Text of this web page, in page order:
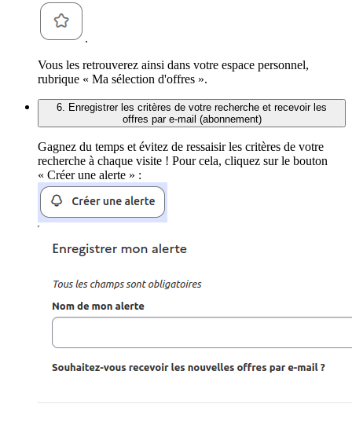
.
Vous les retrouverez ainsi dans votre espace personnel,
rubrique « Ma sélection d'offres ».
6. Enregistrer les critères de votre recherche et recevoir les
offres par e-mail (abonnement)
Gagnez du temps et évitez de ressaisir les critères de votre
recherche à chaque visite ! Pour cela, cliquez sur le bouton
« Créer une alerte » :